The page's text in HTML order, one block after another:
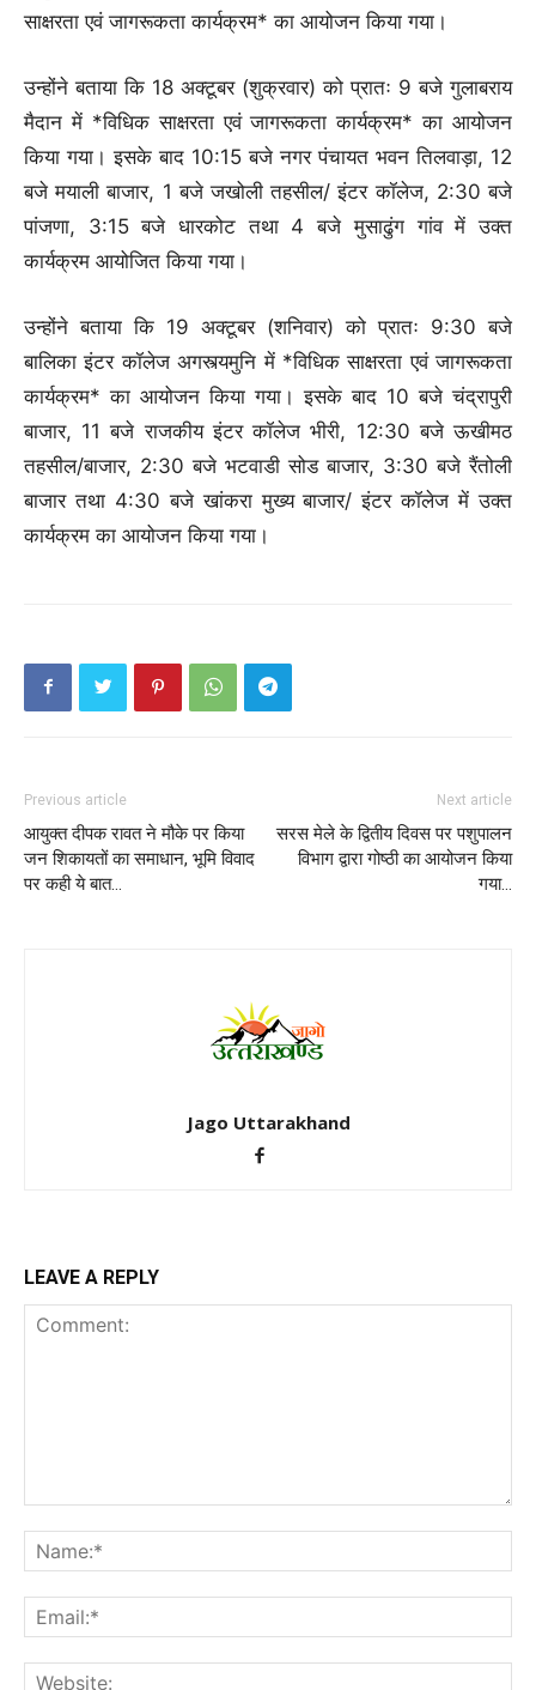
साक्षरता एवं जागरूकता कार्यक्रम* का आयोजन किया गया।
उन्होंने बताया कि 18 अक्टूबर (शुक्रवार) को प्रातः 9 बजे गुलाबराय
मैदान में *विधिक साक्षरता एवं जागरूकता कार्यक्रम* का आयोजन
किया गया। इसके बाद 10:15 बजे नगर पंचायत भवन तिलवाड़ा, 12
बजे मयाली बाजार, 1 बजे जखोली तहसील/ इंटर कॉलेज, 2:30 बजे
पांजणा, 3:15 बजे धारकोट तथा 4 बजे मुसाढुंग गांव में उक्त
कार्यक्रम आयोजित किया गया।
उन्होंने बताया कि 19 अक्टूबर (शनिवार) को प्रातः 9:30 बजे
बालिका इंटर कॉलेज अगस्त्यमुनि में *विधिक साक्षरता एवं जागरूकता
कार्यक्रम* का आयोजन किया गया। इसके बाद 10 बजे चंद्रापुरी
बाजार, 11 बजे राजकीय इंटर कॉलेज भीरी, 12:30 बजे ऊखीमठ
तहसील/बाजार, 2:30 बजे भटवाडी सोड बाजार, 3:30 बजे रैंतोली
बाजार तथा 4:30 बजे खांकरा मुख्य बाजार/ इंटर कॉलेज में उक्त
कार्यक्रम का आयोजन किया गया।
Previous article
आयुक्त दीपक रावत ने मौके पर किया
जन शिकायतों का समाधान, भूमि विवाद
पर कही ये बात…
Next article
सरस मेले के द्वितीय दिवस पर पशुपालन
विभाग द्वारा गोष्ठी का आयोजन किया
गया…
Jago Uttarakhand
LEAVE A REPLY